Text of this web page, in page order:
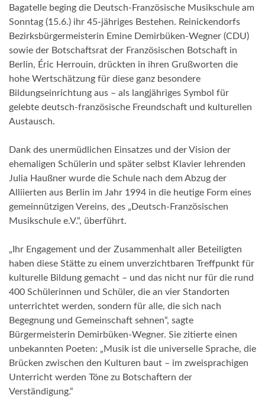
Bagatelle beging die Deutsch-Französische Musikschule am
Sonntag (15.6.) ihr 45-jähriges Bestehen. Reinickendorfs
Bezirksbürgermeisterin Emine Demirbüken-Wegner (CDU)
sowie der Botschaftsrat der Französischen Botschaft in
Berlin, Éric Herrouin, drückten in ihren Grußworten die
hohe Wertschätzung für diese ganz besondere
Bildungseinrichtung aus – als langjähriges Symbol für
gelebte deutsch-französische Freundschaft und kulturellen
Austausch.
Dank des unermüdlichen Einsatzes und der Vision der
ehemaligen Schülerin und später selbst Klavier lehrenden
Julia Haußner wurde die Schule nach dem Abzug der
Alliierten aus Berlin im Jahr 1994 in die heutige Form eines
gemeinnützigen Vereins, des „Deutsch-Französischen
Musikschule e.V.“, überführt.
„Ihr Engagement und der Zusammenhalt aller Beteiligten
haben diese Stätte zu einem unverzichtbaren Treffpunkt für
kulturelle Bildung gemacht – und das nicht nur für die rund
400 Schülerinnen und Schüler, die an vier Standorten
unterrichtet werden, sondern für alle, die sich nach
Begegnung und Gemeinschaft sehnen“, sagte
Bürgermeisterin Demirbüken-Wegner. Sie zitierte einen
unbekannten Poeten: „Musik ist die universelle Sprache, die
Brücken zwischen den Kulturen baut – im zweisprachigen
Unterricht werden Töne zu Botschaftern der
Verständigung.“